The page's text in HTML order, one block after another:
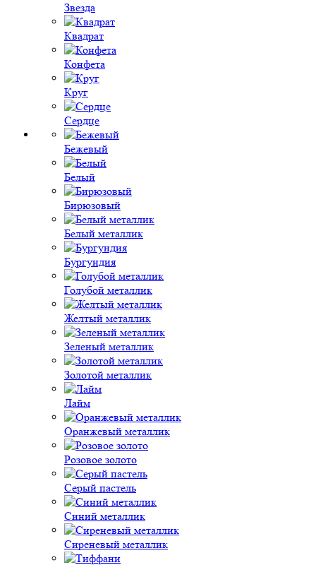
Звезда
Квадрат
Конфета
Круг
Сердце
Бежевый
Белый
Бирюзовый
Белый металлик
Бургундия
Голубой металлик
Желтый металлик
Зеленый металлик
Золотой металлик
Лайм
Оранжевый металлик
Розовое золото
Серый пастель
Синий металлик
Сиреневый металлик